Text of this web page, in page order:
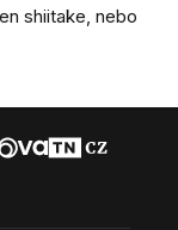
shiitake, nebo